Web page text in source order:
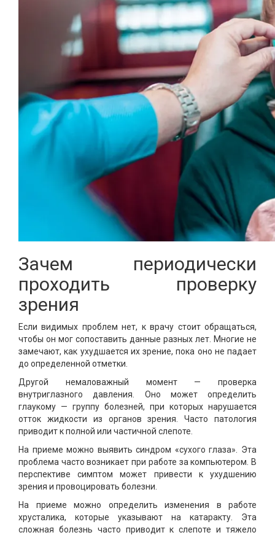
Зачем периодически
проходить проверку
зрения
Если видимых проблем нет, к врачу стоит обращаться,
чтобы он мог сопоставить данные разных лет. Многие не
замечают, как ухудшается их зрение, пока оно не падает
до определенной отметки.
Другой немаловажный момент — проверка
внутриглазного давления. Оно может определить
глаукому — группу болезней, при которых нарушается
отток жидкости из органов зрения. Часто патология
приводит к полной или частичной слепоте.
На приеме можно выявить синдром «сухого глаза». Эта
проблема часто возникает при работе за компьютером. В
перспективе симптом может привести к ухудшению
зрения и провоцировать болезни.
На приеме можно определить изменения в работе
хрусталика, которые указывают на катаракту. Эта
сложная болезнь часто приводит к слепоте и тяжело